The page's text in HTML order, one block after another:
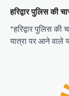
हरिद्वार पुलिस की
*हरिद्वार पुलिस की
यात्रा पर आने वाले